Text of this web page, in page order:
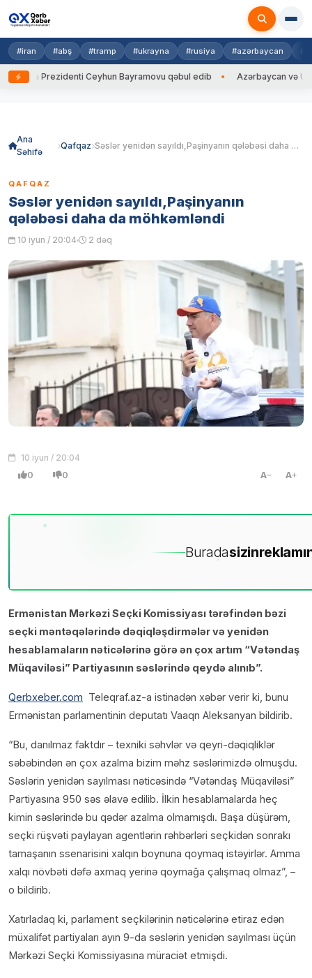
#iran #abş #tramp #ukrayna #rusiya #azərbaycan
Prezidenti Ceyhun Bayramovu qəbul edib Azərbaycan və
Ana
Səhifə
Qafqaz Səslər yenidən sayıldı,Paşinyanın qələbəsi daha da möhkəmləndi
QAFQAZ
Səslər yenidən sayıldı,Paşinyanın
qələbəsi daha da möhkəmləndi
10 iyun / 20:04 2 dəq
10 iyun / 20:04
0 0 A A
Buradasizin
Ermənistan Mərkəzi Seçki Komissiyası tərəfindən bəzi
seçki məntəqələrində dəqiqləşdirmələr və yenidən
hesablamaların nəticələrinə görə ən çox artım “Vətəndaş
Müqaviləsi” Partiyasının səslərində qeydə alınıb”.
Qerbxeber.com Teleqraf.az-a istinadən xəbər verir ki, bunu
Ermənistan parlamentinin deputatı Vaaqn Aleksanyan bildirib.
“Bu, danılmaz faktdır – texniki səhvlər və qeyri-dəqiqliklər
səbəbindən ən çox azalma bizim məhz səslərimizdə olmuşdu.
Səslərin yenidən sayılması nəticəsində “Vətəndaş Müqaviləsi”
Partiyasına 950 səs əlavə edilib. İlkin hesablamalarda heç
kimin səslərində bu qədər azalma olmamışdı. Başa düşürəm,
seçki rüşvəti paylayan agentlərin rəhbərləri seçkidən sonrakı
tamaşanın ssenarisini xalqın boynuna qoymaq istəyirlər. Amma
xalqı növbəti dəfə axmaq yerinə qoymağa çalışmaq olmaz”, –
o bildirib.
Xatırladaq ki, parlament seçkilərinin nəticələrinə etiraz edən
müxalifət partiyaları ayın 9-da səslərin yenidən sayılması üçün
Mərkəzi Seçki Komissiyasına müraciət etmişdi.